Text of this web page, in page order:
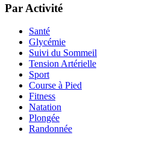
Par Activité
Santé
Glycémie
Suivi du Sommeil
Tension Artérielle
Sport
Course à Pied
Fitness
Natation
Plongée
Randonnée